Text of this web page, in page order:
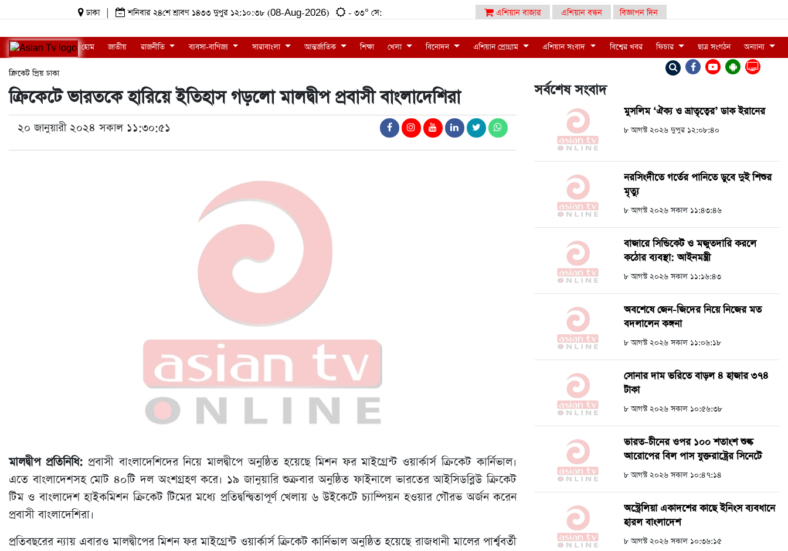
ঢাকা শনিবার ২৪শে শ্রাবণ ১৪৩৩ দুপুর ১২:১০:৩৮ (08-Aug-2026) - ৩৩° সে: এশিয়ান বাজার এশিয়ান বন্ধন বিজ্ঞাপন দিন
LIVE
হোম জাতীয় রাজনীতি ব্যবসা-বাণিজ্য সারাবাংলা আন্তর্জাতিক শিক্ষা খেলা বিনোদন এশিয়ান প্রোগ্রাম এশিয়ান সংবাদ বিশ্বের খবর ফিচার ছাত্র সংগঠন অন্যান্য
ক্রিকেট প্রিয় ঢাকা
ক্রিকেটে ভারতকে হারিয়ে ইতিহাস গড়লো মালদ্বীপ প্রবাসী বাংলাদেশিরা
২০ জানুয়ারী ২০২৪ সকাল ১১:৩০:৫১
মালদ্বীপ প্রতিনিধি: প্রবাসী বাংলাদেশিদের নিয়ে মালদ্বীপে অনুষ্ঠিত হয়েছে মিশন ফর মাইগ্রেন্ট ওয়ার্কার্স ক্রিকেট কার্নিভাল।
এতে বাংলাদেশসহ মোট ৪০টি দল অংশগ্রহণ করে। ১৯ জানুয়ারি শুক্রবার অনুষ্ঠিত ফাইনালে ভারতের আইসিডব্লিউ ক্রিকেট
টিম ও বাংলাদেশ হাইকমিশন ক্রিকেট টিমের মধ্যে প্রতিদ্বন্দ্বিতাপূর্ণ খেলায় ৬ উইকেটে চ্যাম্পিয়ন হওয়ার গৌরভ অর্জন করেন
প্রবাসী বাংলাদেশিরা।
প্রতিবছরের ন্যায় এবারও মালদ্বীপের মিশন ফর মাইগ্রেন্ট ওয়ার্কার্স ক্রিকেট কার্নিভাল অনুষ্ঠিত হয়েছে রাজধানী মালের পার্শ্ববর্তী
সর্বশেষ সংবাদ
মুসলিম ‘ঐক্য ও ভ্রাতৃত্বের’ ডাক ইরানের
৮ আগস্ট ২০২৬ দুপুর ১২:০৮:৪০
নরসিংদীতে গর্তের পানিতে ডুবে দুই শিশুর
মৃত্যু
৮ আগস্ট ২০২৬ সকাল ১১:৪৩:৪৬
বাজারে সিন্ডিকেট ও মজুতদারি করলে
কঠোর ব্যবস্থা: আইনমন্ত্রী
৮ আগস্ট ২০২৬ সকাল ১১:১৬:৪৩
অবশেষে জেন-জিদের নিয়ে নিজের মত
বদলালেন কঙ্গনা
৮ আগস্ট ২০২৬ সকাল ১১:০৬:১৮
সোনার দাম ভরিতে বাড়ল ৪ হাজার ৩৭৪
টাকা
৮ আগস্ট ২০২৬ সকাল ১০:৫৬:৩৮
ভারত-চীনের ওপর ১০০ শতাংশ শুল্ক
আরোপের বিল পাস যুক্তরাষ্ট্রের সিনেটে
৮ আগস্ট ২০২৬ সকাল ১০:৪৭:১৪
অস্ট্রেলিয়া একাদশের কাছে ইনিংস ব্যবধানে
হারল বাংলাদেশ
৮ আগস্ট ২০২৬ সকাল ১০:৩৬:১৫